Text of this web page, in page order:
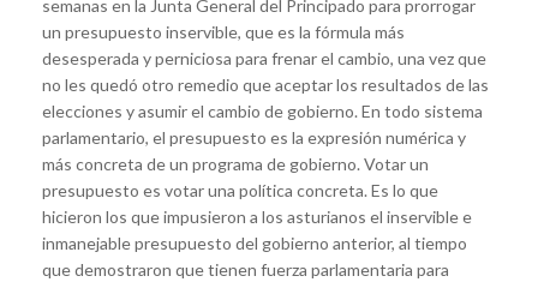
semanas en la Junta General del Principado para prorrogar
un presupuesto inservible, que es la fórmula más
desesperada y perniciosa para frenar el cambio, una vez que
no les quedó otro remedio que aceptar los resultados de las
elecciones y asumir el cambio de gobierno. En todo sistema
parlamentario, el presupuesto es la expresión numérica y
más concreta de un programa de gobierno. Votar un
presupuesto es votar una política concreta. Es lo que
hicieron los que impusieron a los asturianos el inservible e
inmanejable presupuesto del gobierno anterior, al tiempo
que demostraron que tienen fuerza parlamentaria para